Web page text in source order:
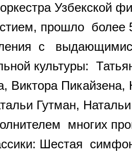
Узбекской
прошло более
с
культуры:
Виктора
Гутман,
многих
Шестая